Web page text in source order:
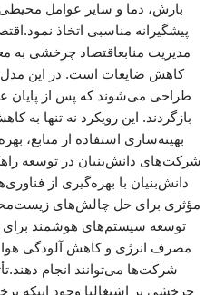
بارش، دما و سایر عوامل
پیشگیرانه مناسبی اتخاذ
مدیریت منابعاقتصاد چرخشی به
کاهش ضایعات است. در این
طراحی می‌شوند که پس از پایان
بازگردند. این رویکرد نه تنها به
بهینه‌سازی استفاده از منابع،
شرکت‌های دانش‌بنیان در توسعه
دانش‌بنیان با بهره‌گیری از
مؤثری برای حل چالش‌های
توسعه سیستم‌های هوشمند برای
مصرف انرژی و کاهش آلودگی هوا
شرکت‌ها می‌توانند انجام
چرخشی بر اشتغالبا وجود اینکه